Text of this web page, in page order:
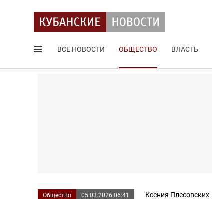
ВСЕ НОВОСТИ ОБЩЕСТВО ВЛАСТЬ
Общество 05.03.2026 06:41 Ксения Плесовских